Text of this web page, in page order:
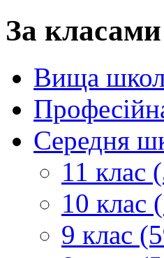
За класами
Вища
Середня
11 клас
10 клас
9 клас